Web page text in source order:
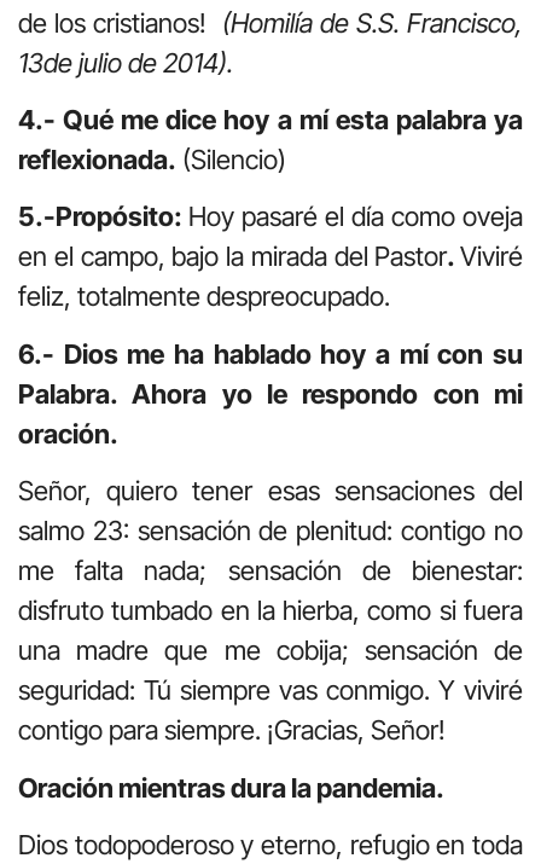
de los cristianos!
(Homilía de S.S. Francisco,
13de julio de 2014).
4.- Qué me dice hoy a mí esta palabra ya
reflexionada. (Silencio)
5.-Propósito: Hoy pasaré el día como oveja
en el campo, bajo la mirada del Pastor.Viviré
feliz, totalmente despreocupado.
6.- Dios me ha hablado hoy a mí con su
Palabra. Ahora yo le respondo con mi
oración.
Señor, quiero tener esas sensaciones del
salmo 23: sensación de plenitud: contigo no
me falta nada; sensación de bienestar:
disfruto tumbado en la hierba, como si fuera
una madre que me cobija; sensación de
seguridad: Tú siempre vas conmigo. Y viviré
contigo para siempre. ¡Gracias, Señor!
Oración mientras dura la pandemia.
Dios todopoderoso y eterno, refugio en toda